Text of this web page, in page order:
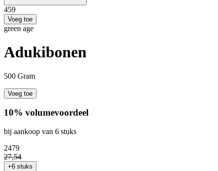
459
Voeg toe
green age
Adukibonen
500 Gram
Voeg toe
10% volumevoordeel
bij aankoop van 6 stuks
2479
27,54
+6 stuks